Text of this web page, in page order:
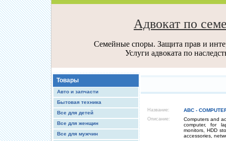
Адвокат по
Семейные споры. Защита прав и
Услуги адвоката по
Товары
Авто и запчасти
Бытовая техника
Все для детей
Все для женщин
Все для мужчин
Название: ABC -
Описание:
Computers and
computer, for
monitors, HDD
accessories,